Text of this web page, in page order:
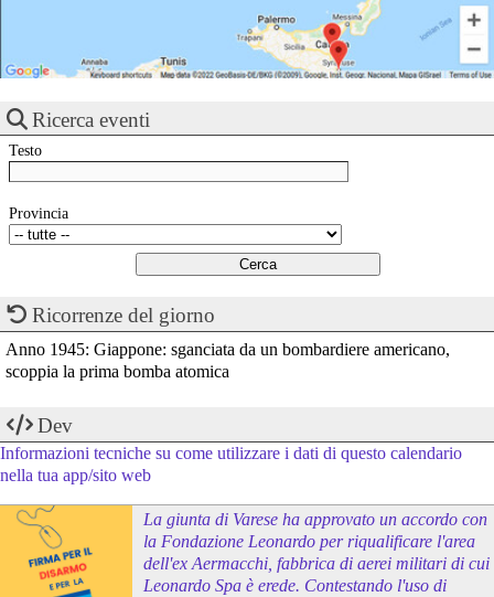
Ricerca eventi
Testo
Provincia
Ricorrenze del giorno
Anno 1945: Giappone: sganciata da un bombardiere americano,
scoppia la prima bomba atomica
Dev
Informazioni tecniche su come utilizzare i dati di questo calendario
nella tua app/sito web
La giunta di Varese ha approvato un accordo con
la Fondazione Leonardo per riqualificare l'area
dell'ex Aermacchi, fabbrica di aerei militari di cui
Leonardo Spa è erede. Contestando l'uso di